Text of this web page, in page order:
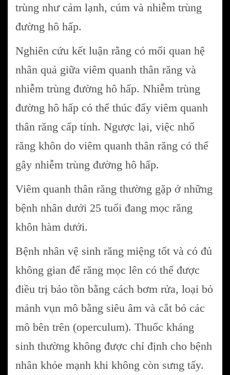
trùng như cảm lạnh, cúm và nhiễm trùng
đường hô hấp.
Nghiên cứu kết luận rằng có mối quan hệ
nhân quả giữa viêm quanh thân răng và
nhiễm trùng đường hô hấp. Nhiễm trùng
đường hô hấp có thể thúc đẩy viêm quanh
thân răng cấp tính. Ngược lại, việc nhổ
răng khôn do viêm quanh thân răng có thể
gây nhiễm trùng đường hô hấp.
Viêm quanh thân răng thường gặp ở những
bệnh nhân dưới 25 tuổi đang mọc răng
khôn hàm dưới.
Bệnh nhân vệ sinh răng miệng tốt và có đủ
không gian để răng mọc lên có thể được
điều trị bảo tồn bằng cách bơm rửa, loại bỏ
mảnh vụn mô bằng siêu âm và cắt bỏ các
mô bên trên (operculum). Thuốc kháng
sinh thường không được chỉ định cho bệnh
nhân khỏe mạnh khi không còn sưng tấy.